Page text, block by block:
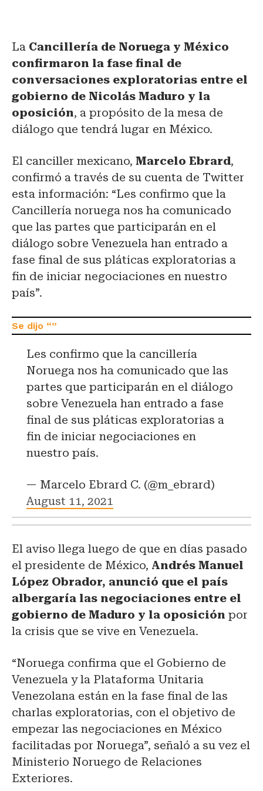
La Cancillería de Noruega y México
confirmaron la fase final de
conversaciones exploratorias entre el
gobierno de Nicolás Maduro y la
oposición, a propósito de la mesa de
diálogo que tendrá lugar en México.
El canciller mexicano, Marcelo Ebrard,
confirmó a través de su cuenta de Twitter
esta información: “Les confirmo que la
Cancillería noruega nos ha comunicado
que las partes que participarán en el
diálogo sobre Venezuela han entrado a
fase final de sus pláticas exploratorias a
fin de iniciar negociaciones en nuestro
país”.
Les confirmo que la cancillería
Noruega nos ha comunicado que las
partes que participarán en el diálogo
sobre Venezuela han entrado a fase
final de sus pláticas exploratorias a
fin de iniciar negociaciones en
nuestro país.
— Marcelo Ebrard C. (@m_ebrard)
August 11, 2021
El aviso llega luego de que en días pasado
el presidente de México, Andrés Manuel
López Obrador, anunció que el país
albergaría las negociaciones entre el
gobierno de Maduro y la oposición por
la crisis que se vive en Venezuela.
“Noruega confirma que el Gobierno de
Venezuela y la Plataforma Unitaria
Venezolana están en la fase final de las
charlas exploratorias, con el objetivo de
empezar las negociaciones en México
facilitadas por Noruega”, señaló a su vez el
Ministerio Noruego de Relaciones
Exteriores.